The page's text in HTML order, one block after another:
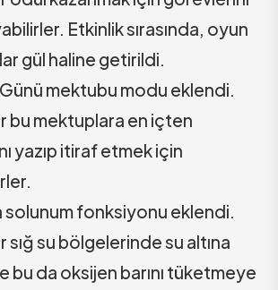
Etkinlik sırasında, oyun
gül haline getirildi.
mektubu modu eklendi.
bu mektuplara en içten
yazıp itiraf etmek için
solunum fonksiyonu eklendi.
sığ su bölgelerinde su altına
bu da oksijen barını tüketmeye